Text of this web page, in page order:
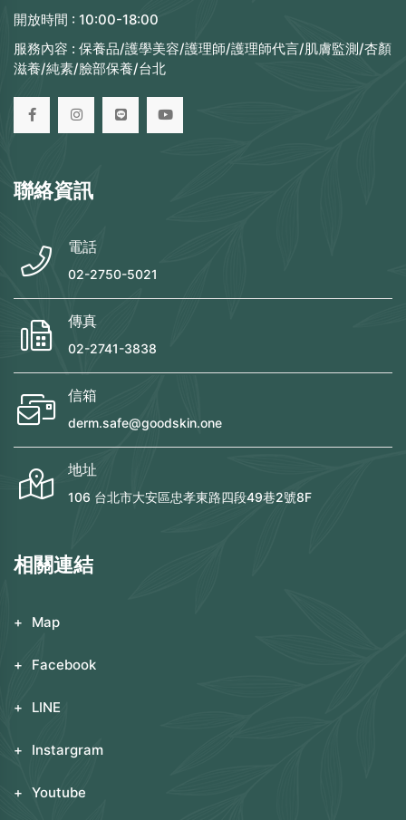
開放時間 : 10:00-18:00
服務內容 : 保養品/護學美容/護理師/護理師代言/肌膚監測/杏顏
滋養/純素/臉部保養/台北
聯絡資訊
電話
02-2750-5021
傳真
02-2741-3838
信箱
derm.safe@goodskin.one
地址
106 台北市大安區忠孝東路四段49巷2號8F
相關連結
Map
Facebook
LINE
Instargram
Youtube